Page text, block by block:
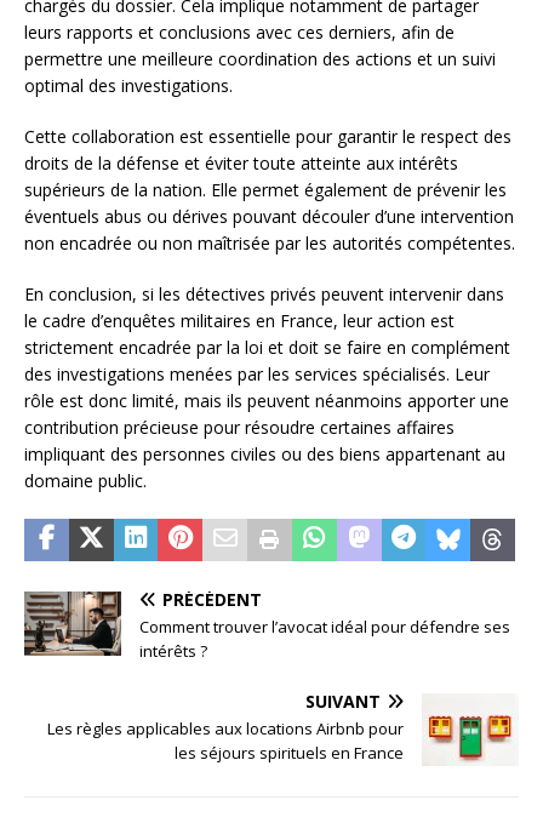
chargés du dossier. Cela implique notamment de partager
leurs rapports et conclusions avec ces derniers, afin de
permettre une meilleure coordination des actions et un suivi
optimal des investigations.
Cette collaboration est essentielle pour garantir le respect des
droits de la défense et éviter toute atteinte aux intérêts
supérieurs de la nation. Elle permet également de prévenir les
éventuels abus ou dérives pouvant découler d’une intervention
non encadrée ou non maîtrisée par les autorités compétentes.
En conclusion, si les détectives privés peuvent intervenir dans
le cadre d’enquêtes militaires en France, leur action est
strictement encadrée par la loi et doit se faire en complément
des investigations menées par les services spécialisés. Leur
rôle est donc limité, mais ils peuvent néanmoins apporter une
contribution précieuse pour résoudre certaines affaires
impliquant des personnes civiles ou des biens appartenant au
domaine public.
PRÉCÉDENT
Comment trouver l’avocat idéal pour défendre ses
intérêts ?
SUIVANT
Les règles applicables aux locations Airbnb pour
les séjours spirituels en France